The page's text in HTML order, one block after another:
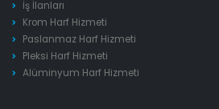
İş İlanları
Krom Harf Hizmeti
Paslanmaz Harf Hizmeti
Pleksi Harf Hizmeti
Alüminyum Harf Hizmeti